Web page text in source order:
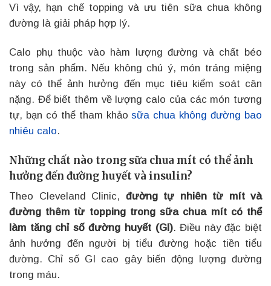
Vì vậy, hạn chế topping và ưu tiên sữa chua không
đường là giải pháp hợp lý.
Calo phụ thuộc vào hàm lượng đường và chất béo
trong sản phẩm. Nếu không chú ý, món tráng miệng
này có thể ảnh hưởng đến mục tiêu kiểm soát cân
nặng. Để biết thêm về lượng calo của các món tương
tự, bạn có thể tham khảo sữa chua không đường bao
nhiêu calo.
Những chất nào trong sữa chua mít có thể ảnh
hưởng đến đường huyết và insulin?
Theo Cleveland Clinic, đường tự nhiên từ mít và
đường thêm từ topping trong sữa chua mít có thể
làm tăng chỉ số đường huyết (GI). Điều này đặc biệt
ảnh hưởng đến người bị tiểu đường hoặc tiền tiểu
đường. Chỉ số GI cao gây biến động lượng đường
trong máu.